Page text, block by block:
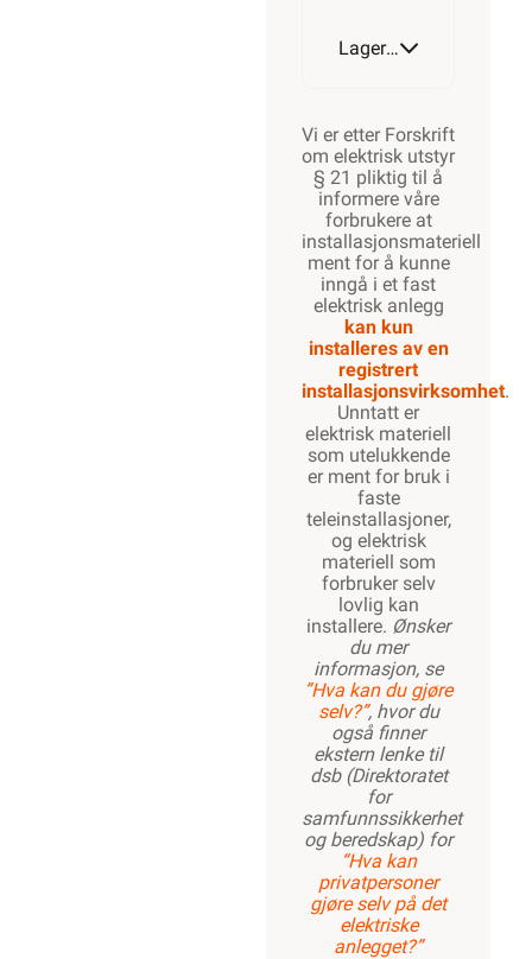
Lagerstatus
Vi er etter Forskrift
om elektrisk utstyr
§ 21 pliktig til å
informere våre
forbrukere at
installasjonsmateriell
ment for å kunne
inngå i et fast
elektrisk anlegg
kan kun
installeres av en
registrert
installasjonsvirksomhet.
Unntatt er
elektrisk materiell
som utelukkende
er ment for bruk i
faste
teleinstallasjoner,
og elektrisk
materiell som
forbruker selv
lovlig kan
installere. Ønsker
du mer
informasjon, se
”Hva kan du gjøre
selv?”, hvor du
også finner
ekstern lenke til
dsb (Direktoratet
for
samfunnssikkerhet
og beredskap) for
“Hva kan
privatpersoner
gjøre selv på det
elektriske
anlegget?”